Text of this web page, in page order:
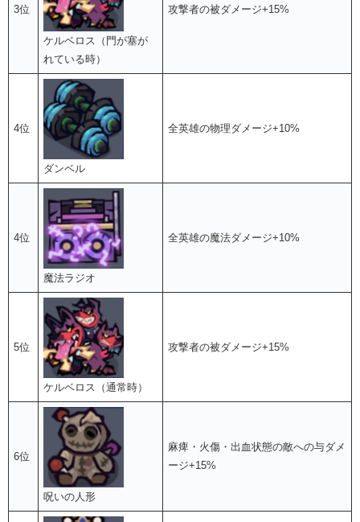
3位
ケルベロス（門が塞が
れている時）
攻撃者の被ダメージ+15%
4位
ダンベル
全英雄の物理ダメージ+10%
4位
魔法ラジオ
全英雄の魔法ダメージ+10%
5位
ケルベロス（通常時）
攻撃者の被ダメージ+15%
6位
呪いの人形
麻痺・火傷・出血状態の敵への与ダメ
ージ+15%